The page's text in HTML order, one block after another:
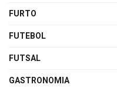
FURTO
FUTEBOL
FUTSAL
GASTRONOMIA